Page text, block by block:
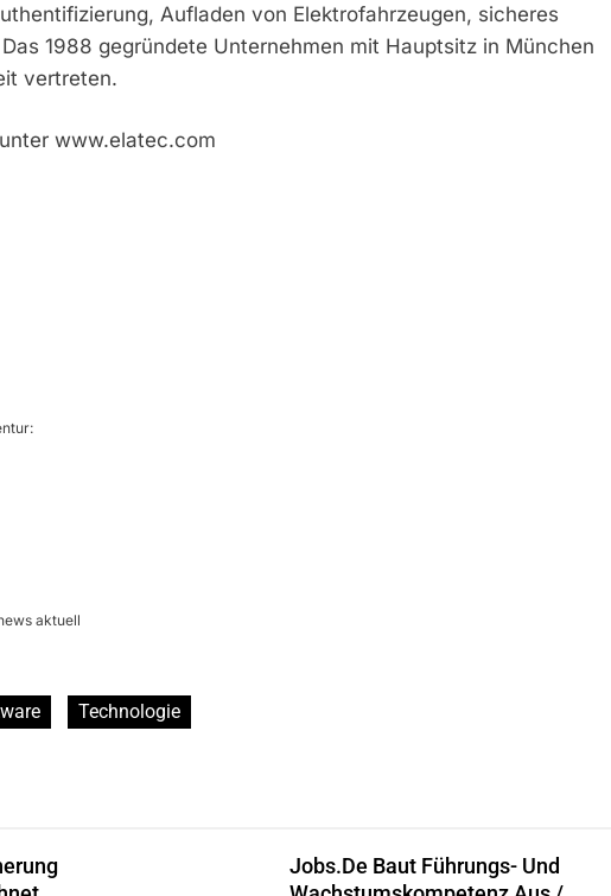
Aufladen von Elektrofahrzeugen, sicheres
1988 gegründete Unternehmen mit Hauptsitz in München
vertreten.
www.elatec.com
aktuell
Technologie
Jobs.de Baut Führungs- Und